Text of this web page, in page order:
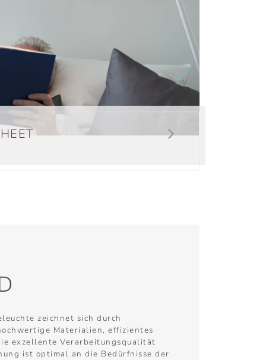
zeichnet sich durch
Materialien, effizientes
exzellente Verarbeitungsqualität
ist optimal an die Bedürfnisse der